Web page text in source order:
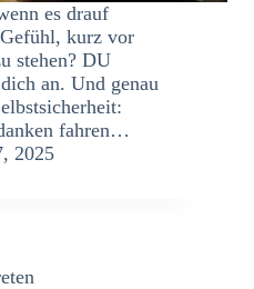
es drauf
kurz vor
stehen? DU
an. Und genau
fahren…
2025